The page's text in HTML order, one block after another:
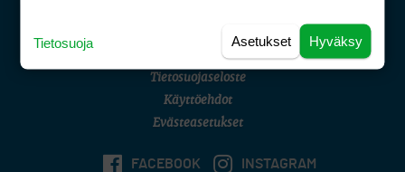
(digi) digi@otavamedia.fi
Tietosuojaseloste
Käyttöehdot
Evästeasetukset
FACEBOOK INSTAGRAM
Hyväksy
Asetukset
Tietosuoja